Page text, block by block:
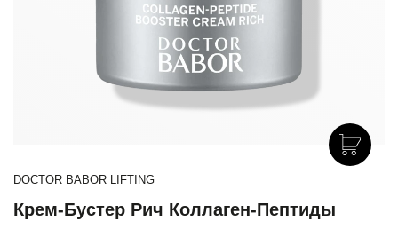
DOCTOR BABOR LIFTING
Крем-Бустер Рич Коллаген-Пептиды